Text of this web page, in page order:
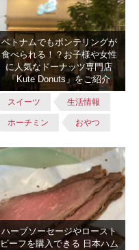
ベトナムでもポンテリングが
食べられる！？お子様や女性
に人気なドーナッツ専門店
「Kute Donuts」をご紹介
スイーツ 生活情報
ホーチミン おやつ
ハーブソーセージやロースト
ビーフを購入できる 日本ハム